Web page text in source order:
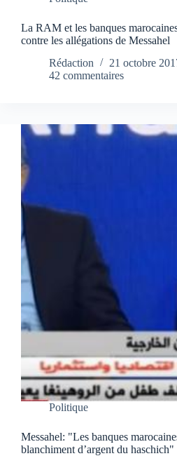
La RAM et les banques
contre les allégations de Messahel
Rédaction
21 octobre
42 commentaires
Politique
Messahel: "Les banques
blanchiment d’argent du